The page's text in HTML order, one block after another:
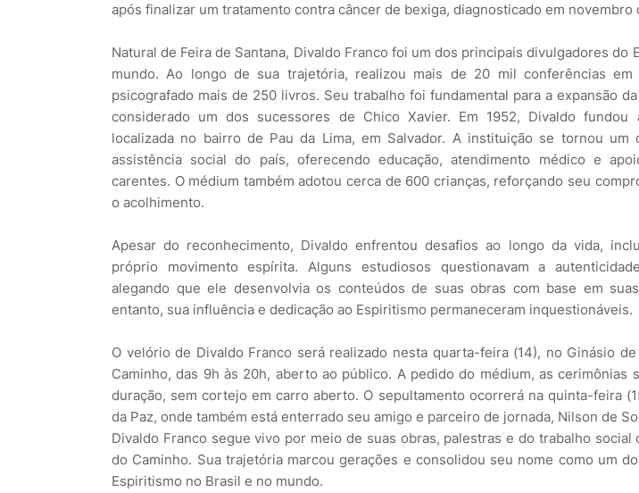
após finalizar um tratamento contra câncer de bexiga, diagnosticado em novembro
Natural de Feira de Santana, Divaldo Franco foi um dos principais divulgadores do
mundo. Ao longo de sua trajetória, realizou mais de 20 mil conferências
psicografado mais de 250 livros. Seu trabalho foi fundamental para a expansão
considerado um dos sucessores de Chico Xavier. Em 1952, Divaldo fundou
localizada no bairro de Pau da Lima, em Salvador. A instituição se tornou um
assistência social do país, oferecendo educação, atendimento médico e
carentes. O médium também adotou cerca de 600 crianças, reforçando seu
o acolhimento.
Apesar do reconhecimento, Divaldo enfrentou desafios ao longo da vida,
próprio movimento espírita. Alguns estudiosos questionavam a
alegando que ele desenvolvia os conteúdos de suas obras com base em
entanto, sua influência e dedicação ao Espiritismo permaneceram inquestionáveis.
O velório de Divaldo Franco será realizado nesta quarta-feira (14), no Ginásio
Caminho, das 9h às 20h, aberto ao público. A pedido do médium, as cerimônias
duração, sem cortejo em carro aberto. O sepultamento ocorrerá na quinta-feira
da Paz, onde também está enterrado seu amigo e parceiro de jornada, Nilson de
Divaldo Franco segue vivo por meio de suas obras, palestras e do trabalho social
do Caminho. Sua trajetória marcou gerações e consolidou seu nome como um
Espiritismo no Brasil e no mundo.